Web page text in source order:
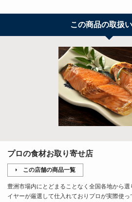
この商品の取扱
プロの食材お取り寄せ店
この店舗の商品一覧
豊洲市場内にとどまることなく全国各地から
イヤーが厳選して仕入れておりプロが実際使